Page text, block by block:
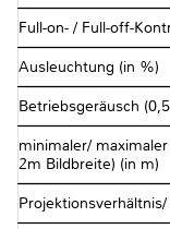
Full-on- / Full-off-
Ausleuchtung (in %)
Betriebsgeräusch
minimaler/
2m Bildbreite) (in m)